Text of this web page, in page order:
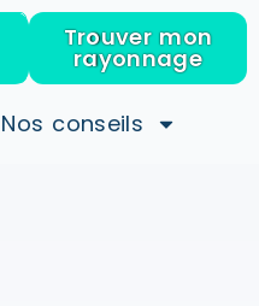
Trouver mon
rayonnage
Nos conseils